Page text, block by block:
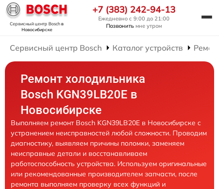
Сервисный центр Boschв
Новосибирске
+7 (383) 242-94-13
Ежедневно с 9:00 до 21:00
Позвонить мне утром
Сервисный центр Bosch Каталог устройств
Ремонт холодильника
Bosch KGN39LB20E в
Новосибирске
Выполняем ремонт Bosch KGN39LB20E в Новосибирске с
устранением неисправностей любой сложности. Проводим
диагностику, выявляем причины поломки, заменяем
неисправные детали и восстанавливаем
работоспособность устройства. Используем оригинальные
или рекомендованные производителем запчасти, после
ремонта выполняем проверку всех функций и